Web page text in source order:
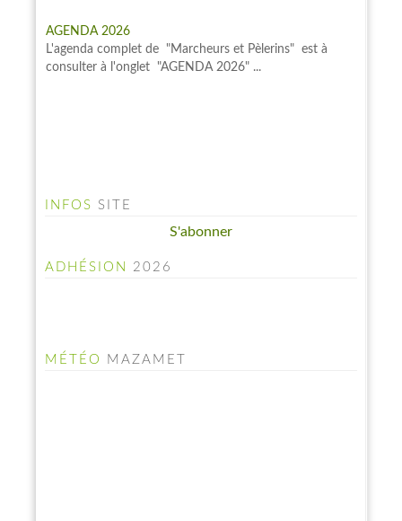
consulter à l'onglet "AGENDA 2026" ...
INFOS SITE
S'abonner
ADHÉSION 2026
MÉTÉO MAZAMET